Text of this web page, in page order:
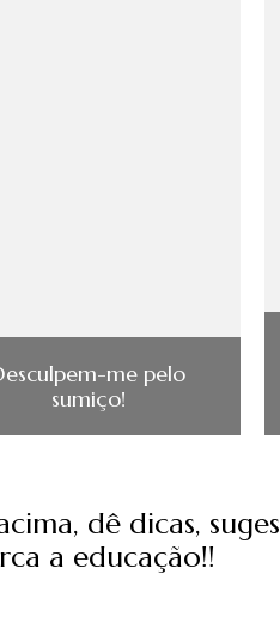
me pelo
sumiço!
dê dicas,
a educação!!